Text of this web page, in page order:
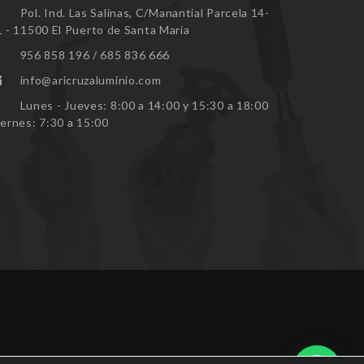
Pol. Ind. Las Salinas, C/Manantial Parcela 14-
- 11500 El Puerto de Santa María
956 858 196 / 685 836 666
info@aricruzaluminio.com
Lunes - Jueves: 8:00 a 14:00 y 15:30 a 18:00
7:30 a 15:00